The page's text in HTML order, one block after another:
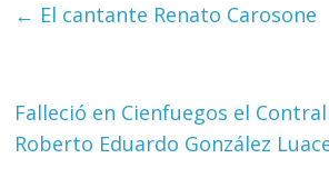
← El cantante Renato Carosone
Falleció en Cienfuegos el
Roberto Eduardo González